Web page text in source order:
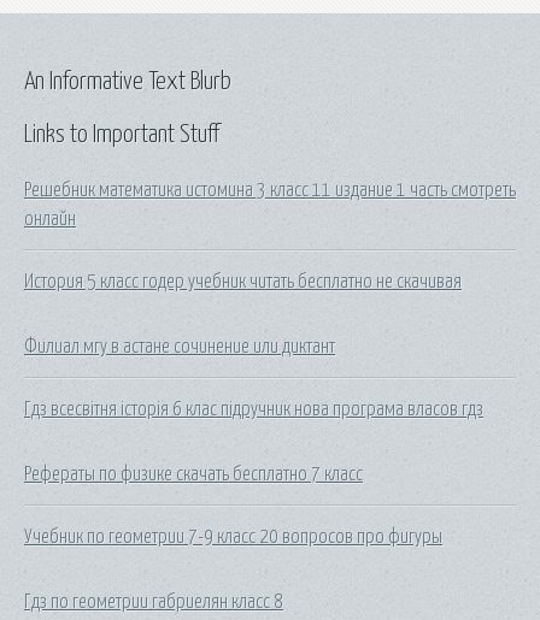
Links to Important Stuff
Решебник математика истомина 3 класс 11 издание 1 часть смотреть
онлайн
История 5 класс годер учебник читать бесплатно не скачивая
Филиал мгу в астане сочинение или диктант
Гдз всесвітня історія 6 клас підручник нова програма власов гдз
Рефераты по физике скачать бесплатно 7 класс
Учебник по геометрии 7-9 класс 20 вопросов про фигуры
Гдз по геометрии габриелян класс 8
An Informative Text Blurb